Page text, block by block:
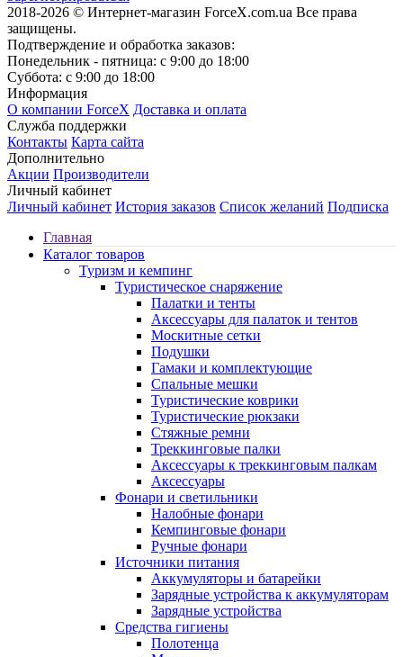
2018-2026 © Интернет-магазин ForceX.com.ua Все права
защищены.
Подтверждение и обработка заказов:
Понедельник - пятница: с 9:00 до 18:00
Суббота: с 9:00 до 18:00
Информация
О компании ForceX Доставка и оплата
Служба поддержки
Контакты Карта сайта
Дополнительно
Акции Производители
Личный кабинет
Личный кабинет История заказов Список желаний Подписка
Главная
Каталог товаров
Туризм и кемпинг
Туристическое снаряжение
Палатки и тенты
Аксессуары для палаток и тентов
Москитные сетки
Подушки
Гамаки и комплектующие
Спальные мешки
Туристические коврики
Туристические рюкзаки
Стяжные ремни
Треккинговые палки
Аксессуары к треккинговым палкам
Аксессуары
Фонари и светильники
Налобные фонари
Кемпинговые фонари
Ручные фонари
Источники питания
Аккумуляторы и батарейки
Зарядные устройства к аккумуляторам
Зарядные устройства
Средства гигиены
Полотенца